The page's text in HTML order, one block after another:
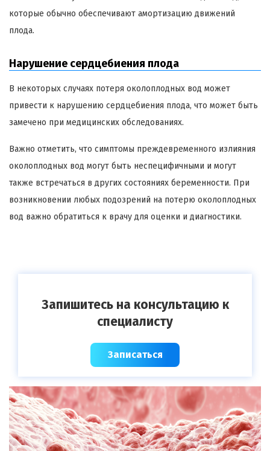
которые обычно обеспечивают амортизацию движений
плода.
Нарушение сердцебиения плода
В некоторых случаях потеря околоплодных вод может
привести к нарушению сердцебиения плода, что может быть
замечено при медицинских обследованиях.
Важно отметить, что симптомы преждевременного излияния
околоплодных вод могут быть неспецифичными и могут
также встречаться в других состояниях беременности. При
возникновении любых подозрений на потерю околоплодных
вод важно обратиться к врачу для оценки и диагностики.
Запишитесь на консультацию к
специалисту
Записаться